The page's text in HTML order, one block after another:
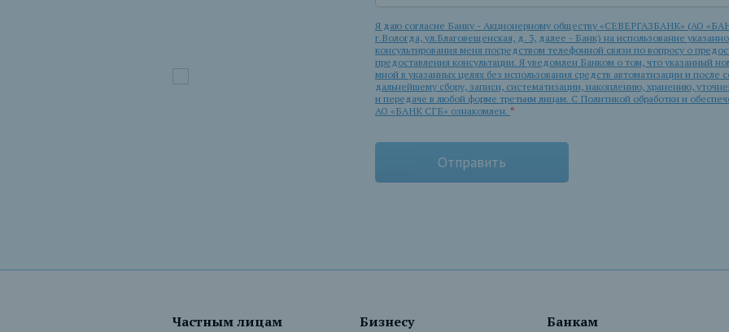
Я даю согласие Банку - Акционерному обществу «СЕВЕРГАЗБАНК» (АО
г.Вологда, ул.Благовещенская, д. 3, далее - Банк) на использование
консультирования меня посредством телефонной связи по вопросу о
предоставления консультации. Я уведомлен Банком о том, что указанный
мной в указанных целях без использования средств автоматизации и
дальнейшему сбору, записи, систематизации, накоплению, хранению,
и передаче в любой форме третьим лицам. С Политикой обработки и
АО «БАНК СГБ» ознакомлен. *
Частным лицам Бизнесу Банкам